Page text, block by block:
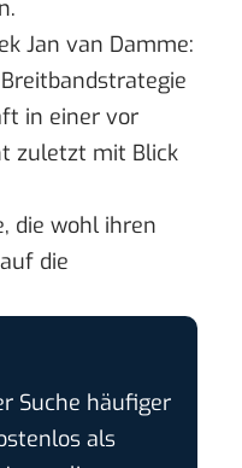
Jan van Damme:
in einer vor
zuletzt mit Blick
die wohl ihren
die
Suche häufiger
als